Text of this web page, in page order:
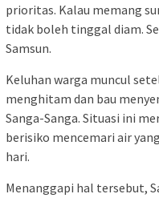
prioritas. Kalau memang
tidak boleh tinggal diam.
Samsun.
Keluhan warga muncul
menghitam dan bau
Sanga-Sanga. Situasi ini
berisiko mencemari air
hari.
Menanggapi hal tersebut,